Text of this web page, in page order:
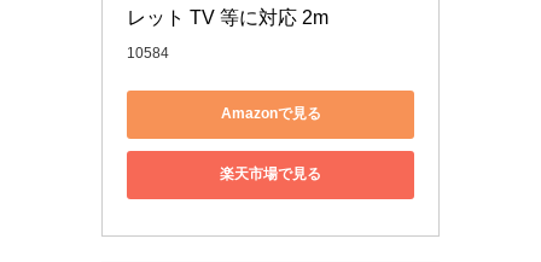
レット TV 等に対応 2m
10584
Amazonで見る
楽天市場で見る